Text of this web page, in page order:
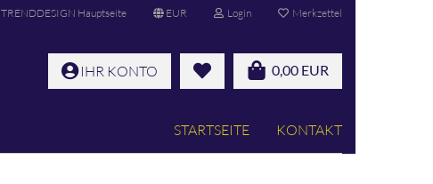
TRENDDESIGN Hauptseite EUR Login Merkzettel
0,00 EUR
IHR KONTO
STARTSEITE KONTAKT